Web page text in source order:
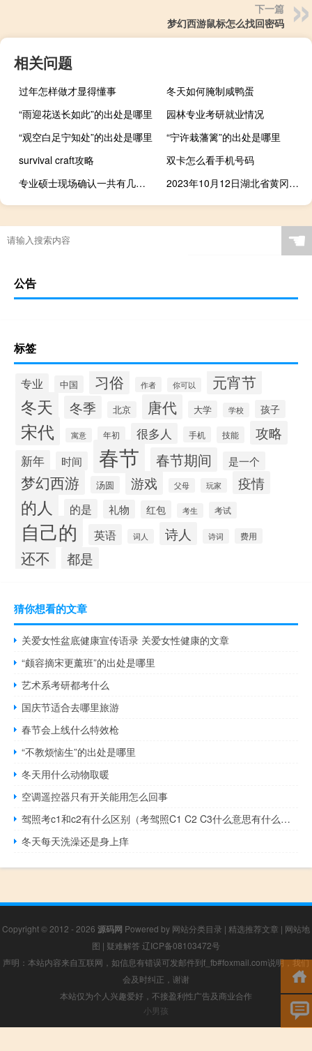
下一篇
梦幻西游鼠标怎么找回密码
相关问题
过年怎样做才显得懂事
冬天如何腌制咸鸭蛋
“雨迎花送长如此”的出处是哪里
园林专业考研就业情况
“观空白足宁知处”的出处是哪里
“宁许栽藩篱”的出处是哪里
survival craft攻略
双卡怎么看手机号码
专业硕士现场确认一共有几天时间
2023年10月12日湖北省黄冈市疫情大数据-今日/今天疫情全网搜索最新实时消息动态情况通知播报
☚
公告
标签
专业 中国 习俗 作者 你可以 元宵节
冬天 冬季 北京 唐代 大学 学校 孩子
宋代 寓意 年初 很多人 手机 技能 攻略
新年 时间 春节 春节期间 是一个
梦幻西游 汤圆 游戏 父母 玩家 疫情
的人 的是 礼物 红包 考生 考试
自己的 英语 词人 诗人 诗词 费用
还不 都是
猜你想看的文章
关爱女性盆底健康宣传语录 关爱女性健康的文章
“颇容摘宋更薰班”的出处是哪里
艺术系考研都考什么
国庆节适合去哪里旅游
春节会上线什么特效枪
“不教烦恼生”的出处是哪里
冬天用什么动物取暖
空调遥控器只有开关能用怎么回事
驾照考c1和c2有什么区别（考驾照C1 C2 C3什么意思有什么区别吗）
冬天每天洗澡还是身上痒
Copyright © 2012 - 2026 源码网 Powered by 网站分类目录 | 精选推荐文章 | 网站地
图 | 疑难解答 辽ICP备08103472号
声明：本站内容来自互联网，如信息有错误可发邮件到f_fb#foxmail.com说明，我们
会及时纠正，谢谢
本站仅为个人兴趣爱好，不接盈利性广告及商业合作
小男孩